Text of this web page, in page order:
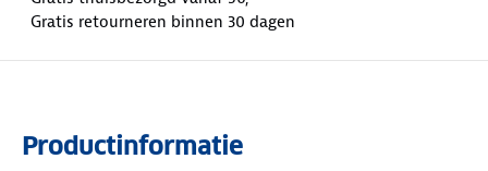
Gratis retourneren binnen 30 dagen
Productinformatie